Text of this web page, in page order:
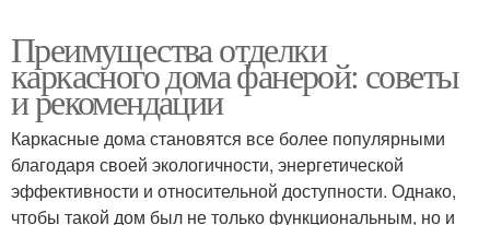
Преимущества отделки
каркасного дома фанерой: советы
и рекомендации
Каркасные дома становятся все более популярными
благодаря своей экологичности, энергетической
эффективности и относительной доступности. Однако,
чтобы такой дом был не только функциональным, но и